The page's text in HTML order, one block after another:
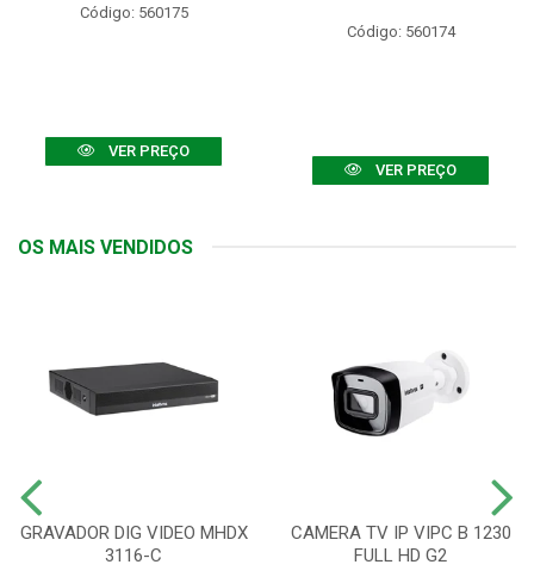
Código: 560175
VER PREÇO
Código: 560174
VER PREÇO
OS MAIS VENDIDOS
GRAVADOR DIG VIDEO MHDX
3116-C
CAMERA TV IP VIPC B 1230
FULL HD G2